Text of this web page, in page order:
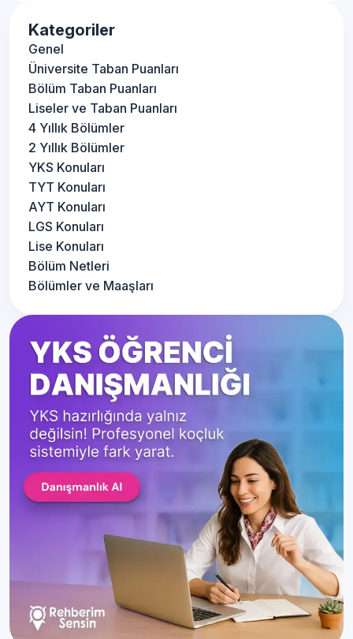
Kategoriler
Genel
Üniversite Taban Puanları
Bölüm Taban Puanları
Liseler ve Taban Puanları
4 Yıllık Bölümler
2 Yıllık Bölümler
YKS Konuları
TYT Konuları
AYT Konuları
LGS Konuları
Lise Konuları
Bölüm Netleri
Bölümler ve Maaşları